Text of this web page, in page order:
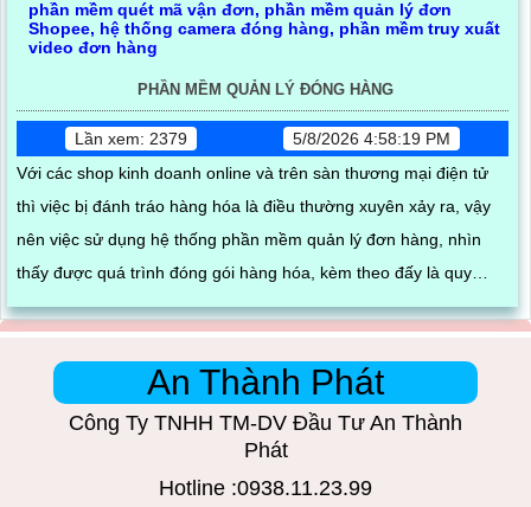
PHẦN MỀM QUẢN LÝ ĐÓNG HÀNG
Lần xem: 2379
5/8/2026 4:58:19 PM
Với các shop kinh doanh online và trên sàn thương mại điện tử
thì việc bị đánh tráo hàng hóa là điều thường xuyên xảy ra, vậy
nên việc sử dụng hệ thống phần mềm quản lý đơn hàng, nhìn
thấy được quá trình đóng gói hàng hóa, kèm theo đấy là quy
trình đóng gói cũng được ghi lại một cách dễ dàng
An Thành Phát
Công Ty TNHH TM-DV Đầu Tư An Thành
Phát
Hotline :0938.11.23.99